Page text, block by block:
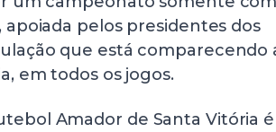
pelos presidentes dos
que está comparecendo
em todos os jogos.
Amador de Santa Vitória é